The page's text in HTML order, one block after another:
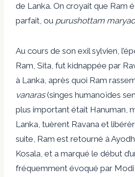
de Lanka. On croyait que Ram
parfait, ou purushottam
Au cours de son exil sylvien,
Ram, Sita, fut kidnappée par
à Lanka, après quoi Ram
vanaras(singes humanoïdes
plus important était Hanuman,
Lanka, tuèrent Ravana et
suite, Ram est retourné à
Kosala, et a marqué le début
fréquemment évoqué par